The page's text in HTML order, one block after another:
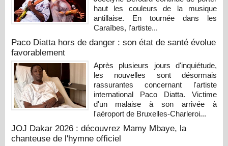
haut les couleurs de la musique
antillaise. En tournée dans les
Caraïbes, l'artiste...
Paco Diatta hors de danger : son état de santé évolue
favorablement
Après plusieurs jours d'inquiétude,
les nouvelles sont désormais
rassurantes concernant l'artiste
international Paco Diatta. Victime
d'un malaise à son arrivée à
l'aéroport de Bruxelles-Charleroi...
JOJ Dakar 2026 : découvrez Mamy Mbaye, la
chanteuse de l'hymne officiel